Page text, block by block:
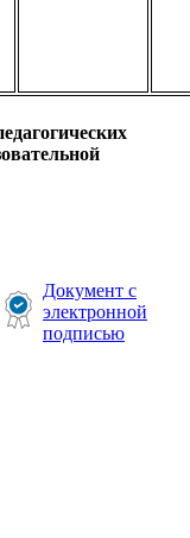
Документ с
электронной
подписью